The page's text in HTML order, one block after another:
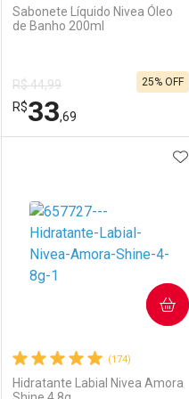
Sabonete Líquido Nivea Óleo
de Banho 200ml
R$ 44,99
R$33,69
25% OFF
Laboratório
Por Menos
(174)
Hidratante Labial Nivea Amora
COMPRAR